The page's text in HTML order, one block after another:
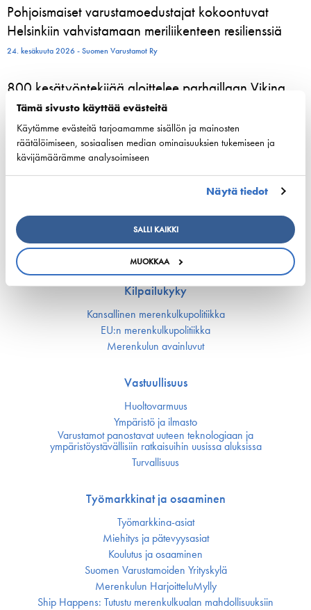
Tämä sivusto käyttää evästeitä
Käytämme evästeitä tarjoamamme sisällön ja mainosten
räätälöimiseen, sosiaalisen median ominaisuuksien tukemiseen ja
kävijämäärämme analysoimiseen
Näytä tiedot
SALLI KAIKKI
MUOKKAA
Pohjoismaiset varustamoedustajat kokoontuvat
Helsinkiin vahvistamaan meriliikenteen resilienssiä
24. kesäkuuta 2026 - Suomen Varustamot Ry
800 kesätyöntekijää aloittelee parhaillaan Viking
Linen laivoilla – moni heistä löytää uran
merenkulusta
23. kesäkuuta 2026 - Viking Line Abp
European shipping and aviation sectors urge EU to
channel ETS revenues into clean fuels
22. kesäkuuta 2026 - safety4sea.com
Kilpailukyky
Kansallinen merenkulku­politiikka
EU:n merenkulku­politiikka
Merenkulun avainluvut
Vastuullisuus
Huoltovarmuus
Ympäristö ja ilmasto
Varustamot panostavat uuteen teknologiaan ja
ympäristöystävällisiin ratkaisuihin uusissa aluksissa
Turvallisuus
Työmarkkinat ja osaaminen
Työmarkkina-asiat
Miehitys ja pätevyys­asiat
Koulutus ja osaaminen
Suomen Varustamoiden Yrityskylä
Merenkulun HarjoitteluMylly
Ship Happens: Tutustu merenkulkualan mahdollisuuksiin